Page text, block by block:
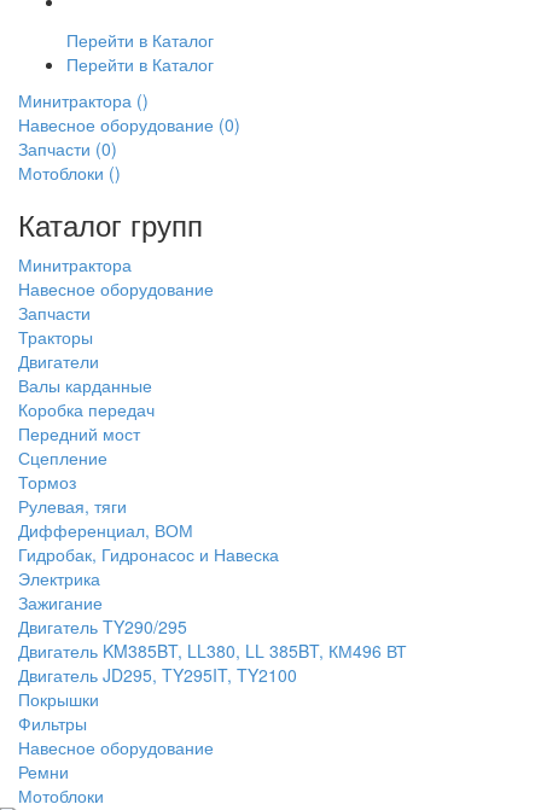
Перейти в Каталог
Перейти в Каталог
Минитрактора ()
Навесное оборудование (0)
Запчасти (0)
Мотоблоки ()
Каталог групп
Минитрактора
Навесное оборудование
Запчасти
Тракторы
Двигатели
Валы карданные
Коробка передач
Передний мост
Сцепление
Тормоз
Рулевая, тяги
Дифференциал, ВОМ
Гидробак, Гидронасос и Навеска
Электрика
Зажигание
Двигатель TY290/295
Двигатель KM385BT, LL380, LL 385BT, КМ496 ВТ
Двигатель JD295, TY295IT, TY2100
Покрышки
Фильтры
Навесное оборудование
Ремни
Мотоблоки